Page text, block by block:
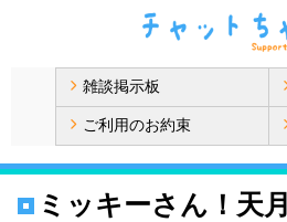
雑談掲示板
ご利用のお約束
ミッキーさん！天